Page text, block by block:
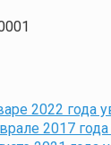
2022 года
2017